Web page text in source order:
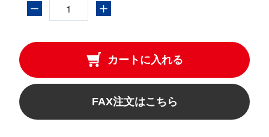
カートに入れる
FAX注文はこちら
搬入口
排出口
容量
高さ